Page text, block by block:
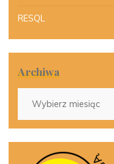
RESQL
Archiwa